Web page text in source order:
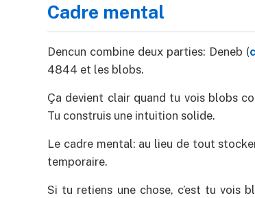
Cadre mental
Dencun combine deux parties: Deneb (
4844 et les blobs.
Ça devient clair quand tu vois blobs
Tu construis une intuition solide.
Le cadre mental: au lieu de tout
temporaire.
Si tu retiens une chose, c’est tu vois